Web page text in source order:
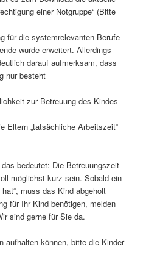
einer Notgruppe“ (Bitte
für die systemrelevanten Berufe
wurde erweitert. Allerdings
darauf aufmerksam, dass
nur besteht
zur Betreuung des Kindes
Eltern „tatsächliche Arbeitszeit“
bedeutet: Die Betreuungszeit
möglichst kurz sein. Sobald ein
muss das Kind abgeholt
für Ihr Kind benötigen, melden
sind gerne für Sie da.
aufhalten können, bitte die Kinder